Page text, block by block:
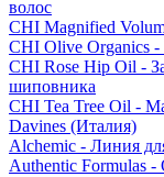
волос
CHI Magnified
CHI Olive Organics -
CHI Rose Hip Oil -
шиповника
CHI Tea Tree Oil -
Davines (Италия)
Alchemic - Линия
Authentic Formulas -